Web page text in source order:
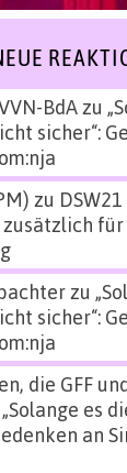
BdAzu
sicher“:
zu
zusätzlich
zu
sicher“:
die GFF
„Solange es
an